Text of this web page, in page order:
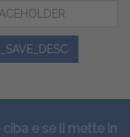
ciba e se li mette in